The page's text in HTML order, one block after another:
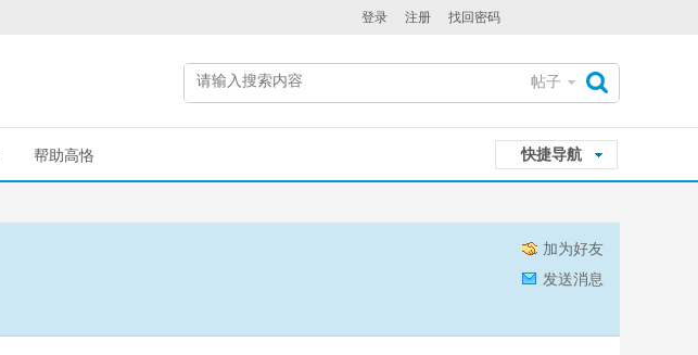
登录 注册 找回密码
帖子
快捷导航
帮助高恪
加为好友
发送消息